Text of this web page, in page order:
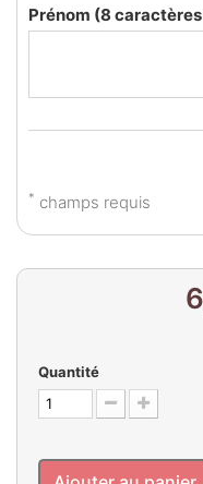
Prénom (8
* champs requis
Quantité